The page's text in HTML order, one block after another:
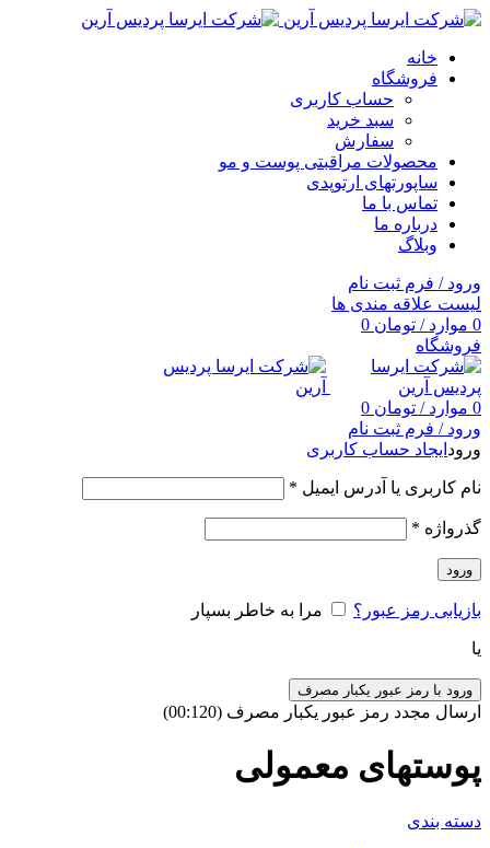
خانه
فروشگاه
حساب کاربری
سبد خرید
سفارش
محصولات مراقبتی پوست و مو
ساپورتهای ارتوپدی
تماس با ما
درباره ما
وبلاگ
ورود / فرم ثبت نام
لیست علاقه مندی ها
0 موارد / تومان
فروشگاه
0 موارد / تومان
ورود / فرم ثبت نام
ورود ایجاد حساب کاربری
نام کاربری یا آدرس ایمیل *
گذرواژه *
ورود
بازیابی رمز عبور؟ مرا به خاطر بسپار
یا
ورود با رمز عبور یکبار مصرف
ارسال مجدد رمز عبور یکبار مصرف (00:
120
)
پوستهای معمولی
دسته بندی